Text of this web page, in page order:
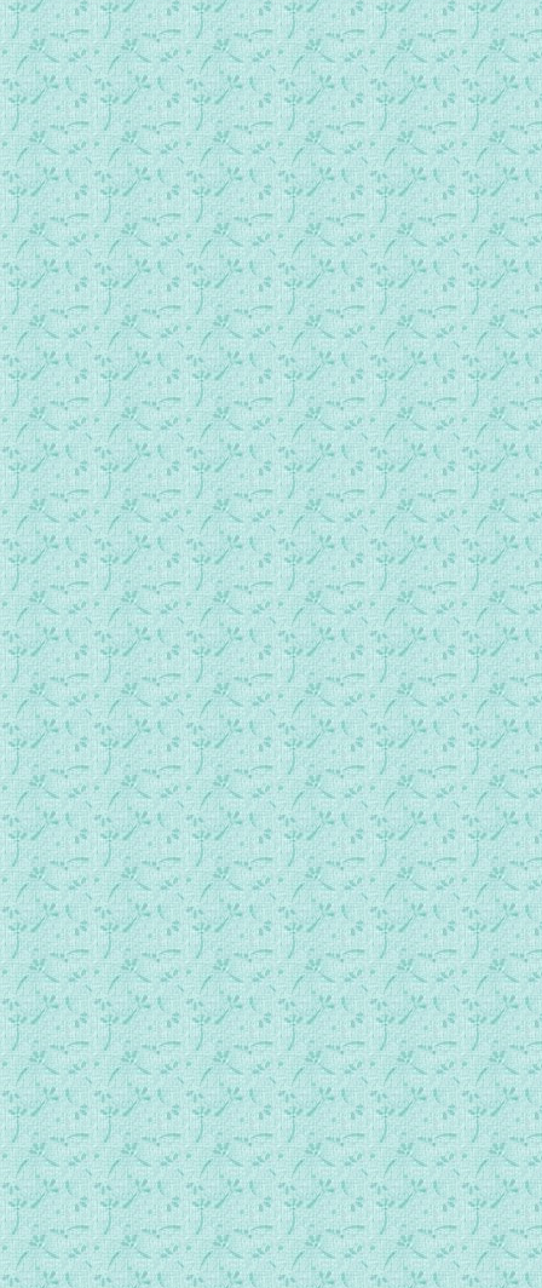
赞美天主(轻音乐)37.mp3
赞美天主(轻音乐)38.mp3
赞美天主(轻音乐)39.mp3
赞美天主(轻音乐)40.mp3
赞美天主(轻音乐)41.mp3
赞美天主(轻音乐)42.mp3
赞美天主(轻音乐)43.mp3
赞美天主(轻音乐)44.mp3
赞美天主(轻音乐)45.mp3
赞美天主(轻音乐)46.mp3
赞美天主(轻音乐)47.mp3
赞美天主(轻音乐)48.mp3